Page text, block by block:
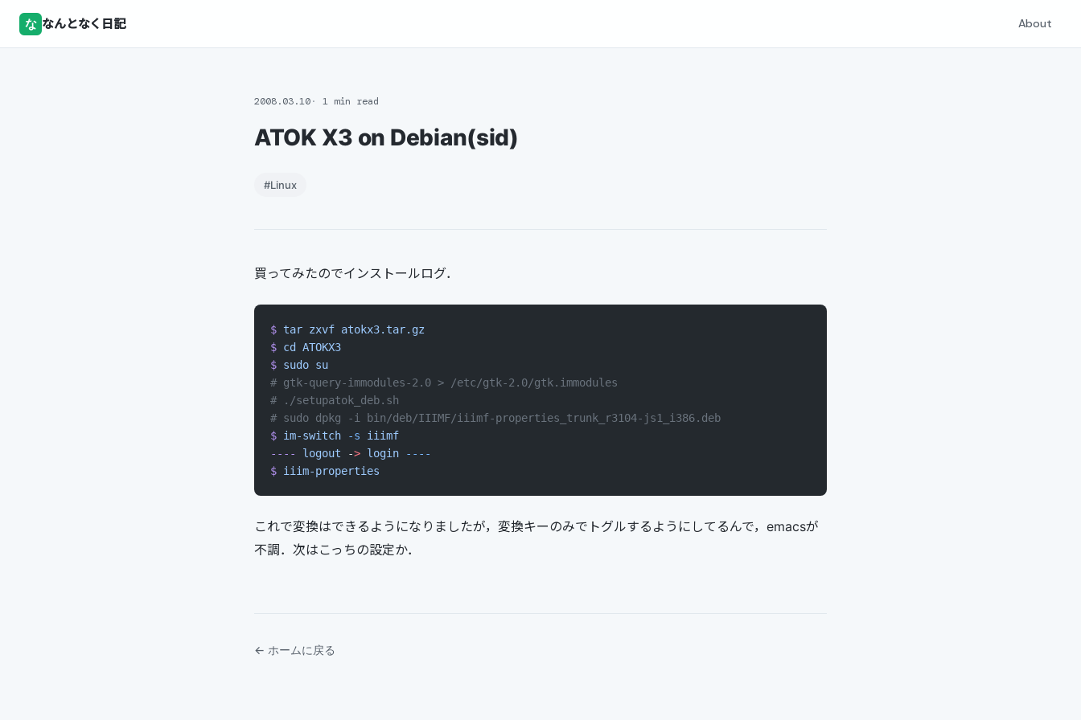
な なんとなく日記 About
2008.03.10 1 min read
ATOK X3 on Debian(sid)
#Linux
買ってみたのでインストールログ．
$ tar zxvf atokx3.tar.gz
$ cd
ATOKX3
$ sudo su
# gtk-query-immodules-2.0 > /etc/gtk-2.0/gtk.immodules
# ./setupatok_deb.sh
# sudo dpkg -i bin/deb/IIIMF/iiimf-properties_trunk_r3104-js1_i386.deb
$ im-switch -s iiimf
----
logout -> login ----
$ iiim-properties
これで変換はできるようになりましたが，変換キーのみでトグルするようにしてるんで，emacsが
不調．次はこっちの設定か．
← ホームに戻る